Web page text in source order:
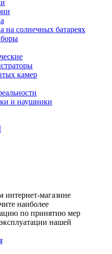
на солнечных батареях
камер
и наушники
интернет-магазине
наиболее
по принятию мер
нашей